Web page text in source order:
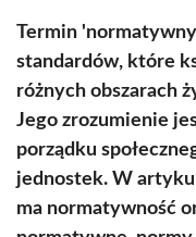
Termin
standardów, które
różnych obszarach
Jego zrozumienie
porządku
jednostek. W
ma normatywność